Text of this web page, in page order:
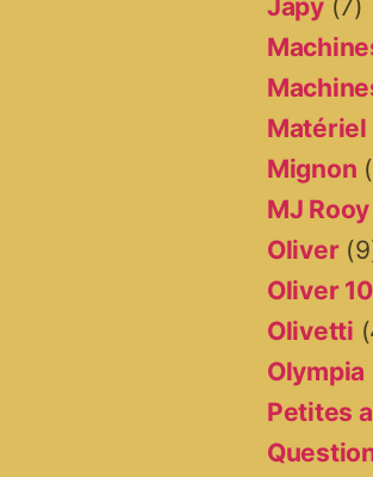
Japy(7)
Matériel
Mignon
MJ Rooy
Oliver
Oliver 10
Olivetti
Olympia
Petites